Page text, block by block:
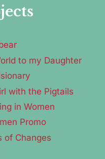
to my Daughter
with the Pigtails
in Women
Promo
of Changes